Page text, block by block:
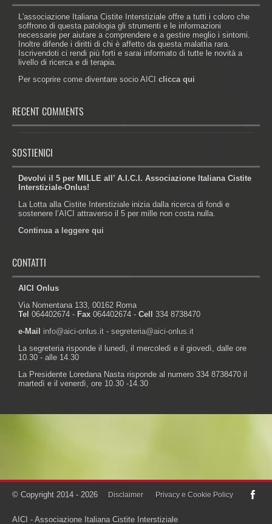
L'associazione Italiana Cistite Interstiziale offre a tutti i coloro che
soffrono di questa patologia gli strumenti e le informazioni
necessarie per aiutare a comprendere e a gestire meglio i sintomi.
Inoltre difende i diritti di chi è affetto da questa malattia rara.
Iscrivendoti ci rendi più forti e sarai informato di tutte le novità a
livello di ricerca e di terapia.
Per scoprire come diventare socio AICI clicca qui
RECENT COMMENTS
SOSTIENICI
Devolvi il 5 per MILLE all’ A.I.C.I. Associazione Italiana Cistite
Interstiziale-Onlus!
La Lotta alla Cistite Interstiziale inizia dalla ricerca di fondi e
sostenere l’AICI attraverso il 5 per mille non costa nulla.
Continua a leggere qui
CONTATTI
AICI Onlus
Via Nomentana 133, 00162 Roma
Tel 064402674 - Fax 064402674 - Cell 334 8738470
e-Mail info@aici-onlus.it - segreteria@aici-onlus.it
La segreteria risponde il lunedì, il mercoledì e il giovedì, dalle ore
10.30 - alle 14.30
La Presidente Loredana Nasta risponde al numero 334 8738470 il
martedì e il venerdì, ore 10.30 -14.30
Disclaimer Privacy e Cookie Policy
© Copyright 2014 - 2026
AICI - Associazione Italiana Cistite Interstiziale